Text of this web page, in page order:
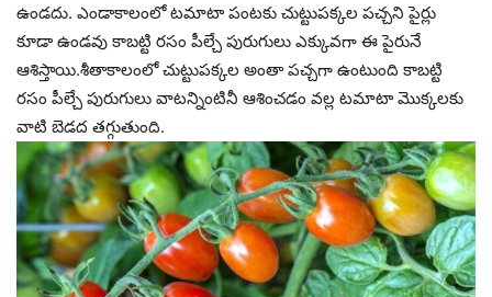
ఉండదు. ఎండాకాలంలో టమాటా పంటకు చుట్టుపక్కల పచ్చని పైర్లు
కూడా ఉండవు కాబట్టి రసం పీల్చే పురుగులు ఎక్కువగా ఈ పైరునే
ఆశిస్తాయి.శీతాకాలంలో చుట్టుపక్కల అంతా పచ్చగా ఉంటుంది కాబట్టి
రసం పీల్చే పురుగులు వాటన్నింటినీ ఆశించడం వల్ల టమాటా మొక్కలకు
వాటి బెడద తగ్గుతుంది.